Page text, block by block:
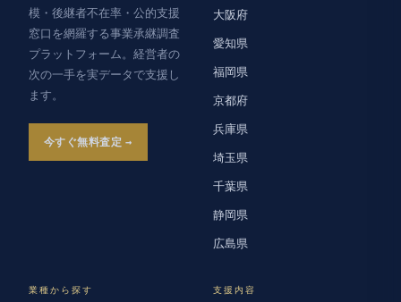
模・後継者不在率・公的支援
窓口を網羅する事業承継調査
プラットフォーム。経営者の
次の一手を実データで支援し
ます。
今すぐ無料査定
大阪府
愛知県
福岡県
京都府
兵庫県
埼玉県
千葉県
静岡県
広島県
業種から探す 支援内容